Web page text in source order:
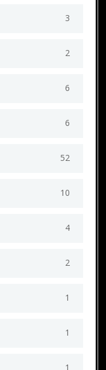
3
2
6
6
52
10
4
2
1
1
1